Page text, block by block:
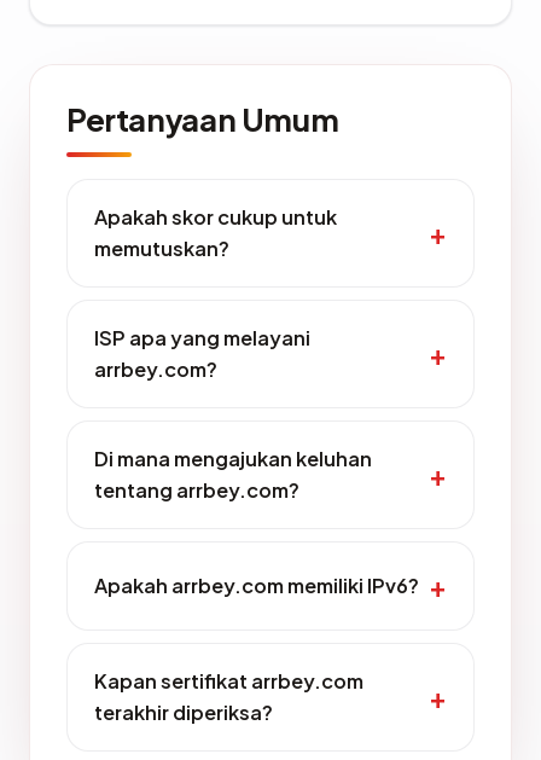
Pertanyaan Umum
Apakah skor cukup untuk
memutuskan?
ISP apa yang melayani
arrbey.com?
Di mana mengajukan keluhan
tentang arrbey.com?
Apakah arrbey.com memiliki IPv6?
Kapan sertifikat arrbey.com
terakhir diperiksa?